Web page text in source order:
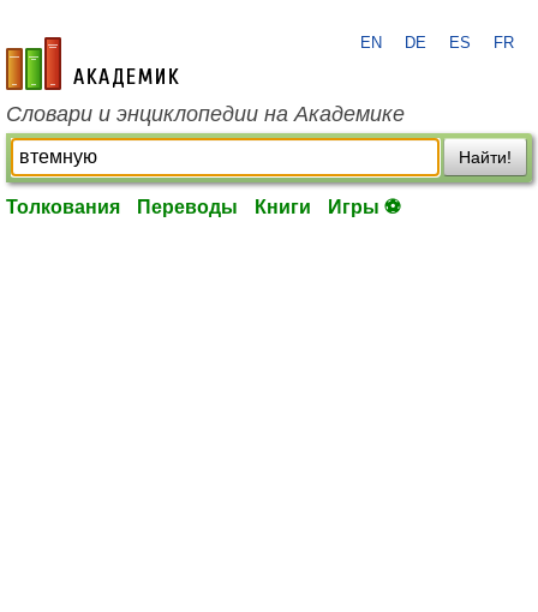
academic.ru
EN DE ES FR
Словари и энциклопедии на Академике
Найти!
Толкования Переводы Книги Игры ⚽